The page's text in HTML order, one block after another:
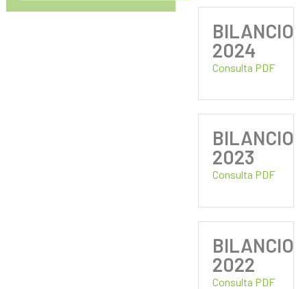
BILANCIO
2024
Consulta PDF
BILANCIO
2023
Consulta PDF
BILANCIO
2022
Consulta PDF